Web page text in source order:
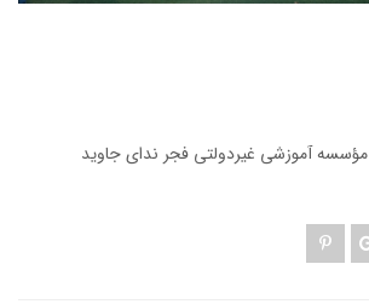
مؤسسه آموزشی غیردولتی فجر ندای جاوید